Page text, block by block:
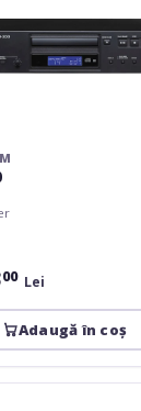
00 Lei
Adaugă în coș